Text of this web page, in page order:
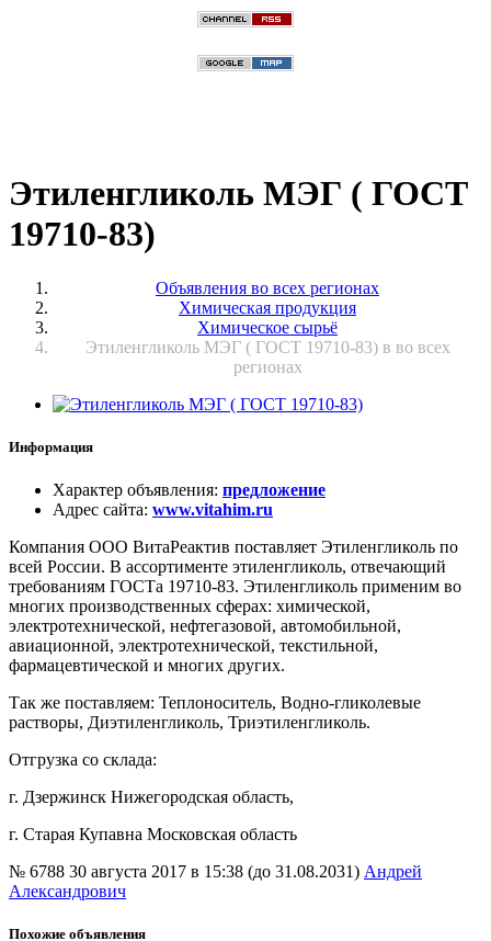
Этиленгликоль МЭГ ( ГОСТ
19710-83)
Объявления во всех регионах
Химическая продукция
Химическое сырьё
Этиленгликоль МЭГ ( ГОСТ 19710-83) в во всех
регионах
Информация
Характер объявления: предложение
Адрес сайта: www.vitahim.ru
Компания ООО ВитаРеактив поставляет Этиленгликоль по
всей России. В ассортименте этиленгликоль, отвечающий
требованиям ГОСТа 19710-83. Этиленгликоль применим во
многих производственных сферах: химической,
электротехнической, нефтегазовой, автомобильной,
авиационной, электротехнической, текстильной,
фармацевтической и многих других.
Так же поставляем: Теплоноситель, Водно-гликолевые
растворы, Диэтиленгликоль, Триэтиленгликоль.
Отгрузка со склада:
г. Дзержинск Нижегородская область,
г. Старая Купавна Московская область
№ 6788 30 августа 2017 в 15:38 (до 31.08.2031) Андрей
Александрович
Похожие объявления